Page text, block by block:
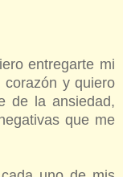
entregarte mi
y quiero
de la ansiedad,
que me